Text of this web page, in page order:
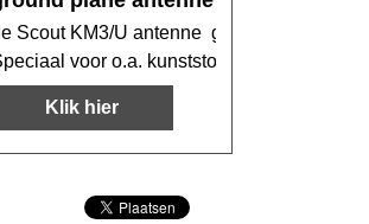
Scout KM3/U antenne geeft u altijd een
voor o.a. kunststof koffers
Klik hier